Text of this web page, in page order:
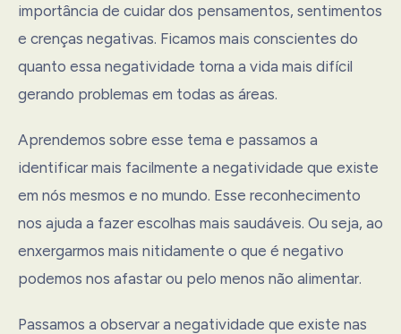
importância de cuidar dos pensamentos, sentimentos
e crenças negativas. Ficamos mais conscientes do
quanto essa negatividade torna a vida mais difícil
gerando problemas em todas as áreas.
Aprendemos sobre esse tema e passamos a
identificar mais facilmente a negatividade que existe
em nós mesmos e no mundo. Esse reconhecimento
nos ajuda a fazer escolhas mais saudáveis. Ou seja, ao
enxergarmos mais nitidamente o que é negativo
podemos nos afastar ou pelo menos não alimentar.
Passamos a observar a negatividade que existe nas